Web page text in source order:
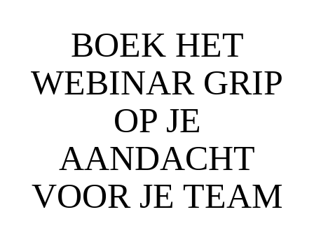
BOEK HET
WEBINAR GRIP
OP JE
AANDACHT
VOOR JE TEAM